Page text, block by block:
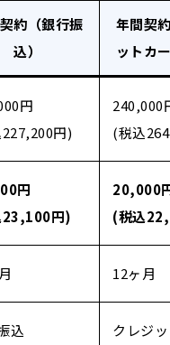
約（銀行振
込）
年間契
ットカ
円
円)
240,000
(税込
円
23,100円)
20,000
(税込
12ヶ月
込 クレジ